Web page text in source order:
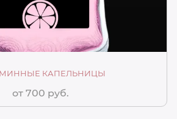
КАПЕЛЬНИЦЫ
от 700 руб.